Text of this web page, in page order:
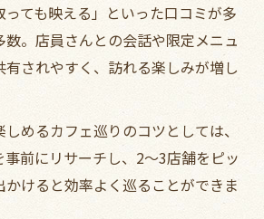
ても映える」といった口コミが多
数。店員さんとの会話や限定メニュ
有されやすく、訪れる楽しみが増し
めるカフェ巡りのコツとしては、
前にリサーチし、2〜3店舗をピッ
かけると効率よく巡ることができま